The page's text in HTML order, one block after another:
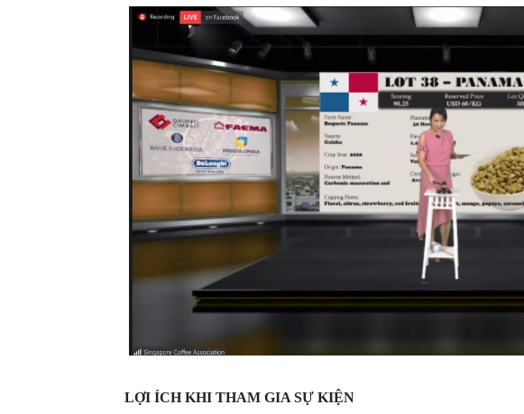
LỢI ÍCH KHI THAM GIA SỰ KIỆN